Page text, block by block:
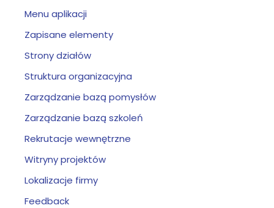
Menu aplikacji
Zapisane elementy
Strony działów
Struktura organizacyjna
Zarządzanie bazą pomysłów
Zarządzanie bazą szkoleń
Rekrutacje wewnętrzne
Witryny projektów
Lokalizacje firmy
Feedback